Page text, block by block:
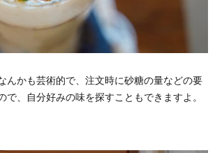
んかも芸術的で、注文時に砂糖の量などの要
で、自分好みの味を探すこともできますよ。